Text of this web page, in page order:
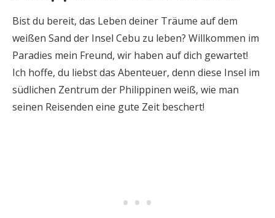
Bist du bereit, das Leben deiner Träume auf dem
weißen Sand der Insel Cebu zu leben? Willkommen im
Paradies mein Freund, wir haben auf dich gewartet!
Ich hoffe, du liebst das Abenteuer, denn diese Insel im
südlichen Zentrum der Philippinen weiß, wie man
seinen Reisenden eine gute Zeit beschert!